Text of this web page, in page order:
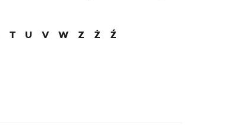
T U V W Z Ż
Ź